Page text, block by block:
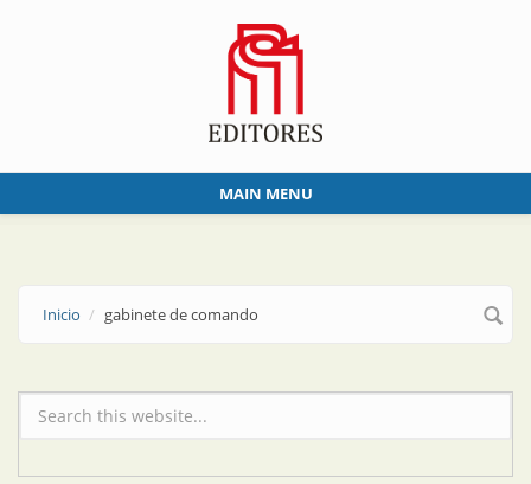
MAIN MENU
Inicio gabinete de comando
Formulario de búsqueda